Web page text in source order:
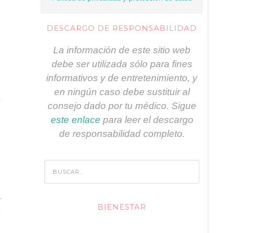
DESCARGO DE RESPONSABILIDAD
La información de este sitio web
debe ser utilizada sólo para fines
informativos y de entretenimiento, y
en ningún caso debe sustituir al
consejo dado por tu médico. Sigue
este enlace para leer el descargo
de responsabilidad completo.
BIENESTAR